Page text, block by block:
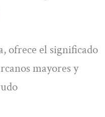
ofrece el significado
mayores y